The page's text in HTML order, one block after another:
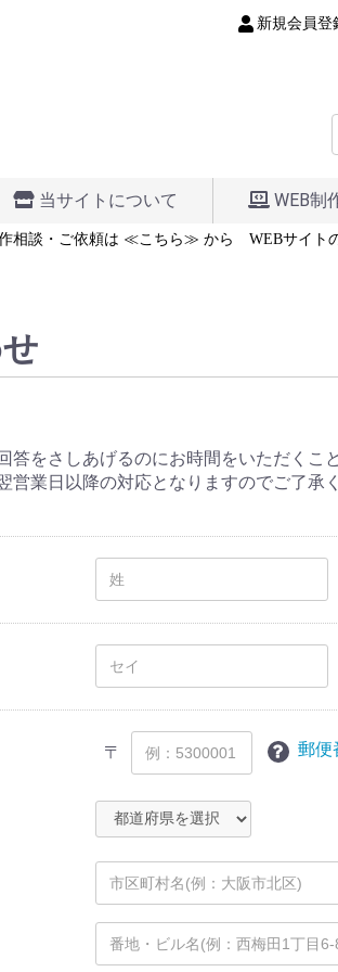
新規会員登
当サイトについて WEB制
相談・ご依頼は ≪こちら≫ から WEBサイト
答をさしあげるのにお時間をいただくこ
営業日以降の対応となりますのでご了承
〒 郵便